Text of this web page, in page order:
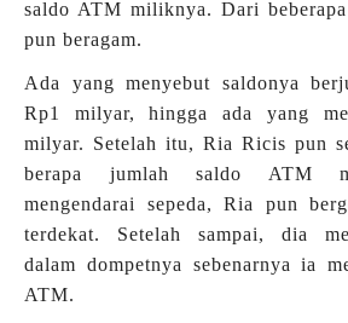
saldo ATM miliknya. Dari
pun beragam.
Ada yang menyebut saldonya
Rp1 milyar, hingga ada yang
milyar. Setelah itu, Ria Ricis pun
berapa jumlah saldo ATM
mengendarai sepeda, Ria pun
terdekat. Setelah sampai, dia
dalam dompetnya sebenarnya ia
ATM.